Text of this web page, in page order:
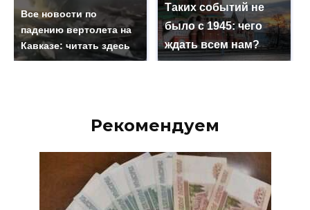
Все новости по
падению вертолета на
Кавказе: читать здесь
Таких событий не
было с 1945: чего
ждать всем нам?
Рекомендуем